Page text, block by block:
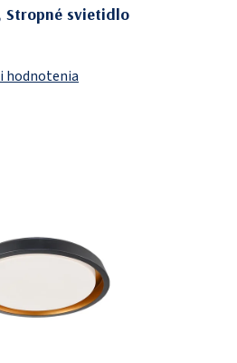
Stropné svietidlo
hodnotenia